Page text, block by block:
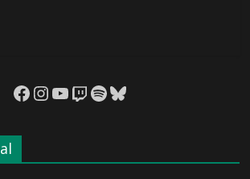
Facebook
Instagram
YouTube
Twitch
Spotify
Bluesky